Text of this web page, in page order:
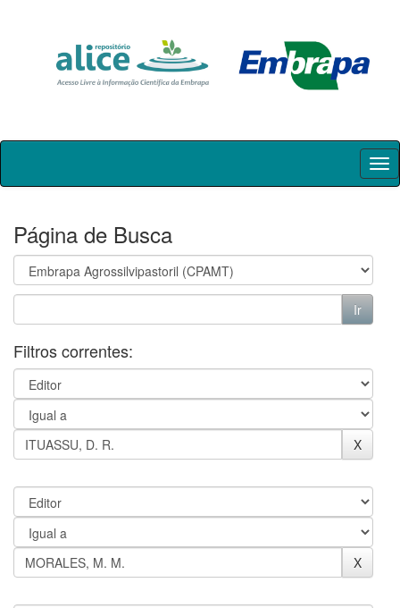
Skip
Página de Busca
Filtros correntes: